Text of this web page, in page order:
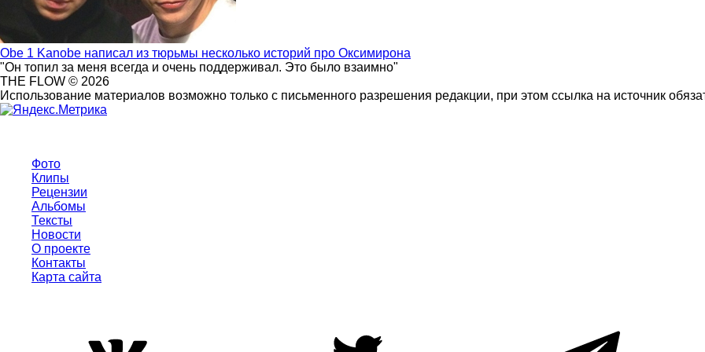
Obe 1 Kanobe написал из тюрьмы несколько историй про Оксимирона
"Он топил за меня всегда и очень поддерживал. Это было взаимно"
THE FLOW © 2026
Использование материалов возможно только с письменного разрешения редакции, при этом ссылка на источник
Фото
Клипы
Рецензии
Альбомы
Тексты
Новости
О проекте
Контакты
Карта сайта